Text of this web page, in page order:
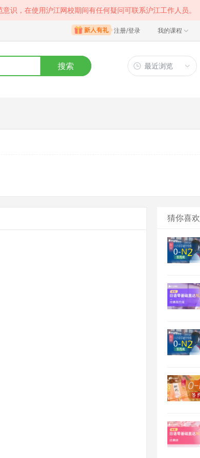
识，在使用沪江网校期间有任何疑问可联系沪江工作人员。
注册/登录 我的课程
搜索 最近浏览
猜你喜欢